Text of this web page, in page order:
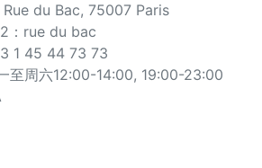
du Bac, 75007 Paris
：rue du bac
1 45 44 73 73
至周六12:00-14:00, 19:00-23:00